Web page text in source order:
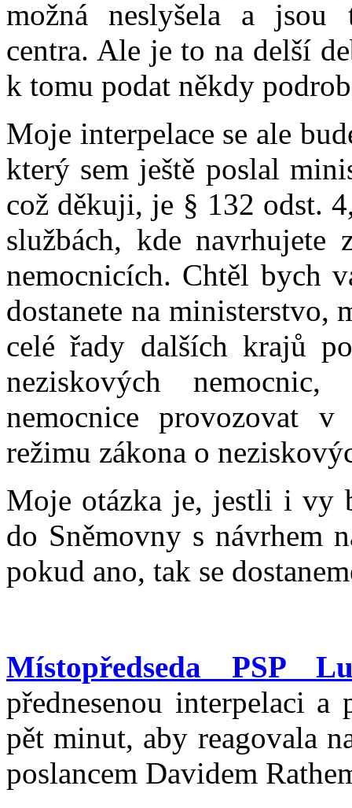
možná neslyšela a
centra. Ale je to na delší
k tomu podat někdy
Moje interpelace se ale
který sem ještě poslal
což děkuji, je § 132 odst.
službách, kde
nemocnicích. Chtěl bych
dostanete na ministerstvo,
celé řady dalších krajů
neziskových
nemocnice provozovat
režimu zákona o
Moje otázka je, jestli i vy
do Sněmovny s návrhem
pokud ano, tak se
Místopředseda PSP
přednesenou interpelaci
pět minut, aby reagovala
poslancem Davidem